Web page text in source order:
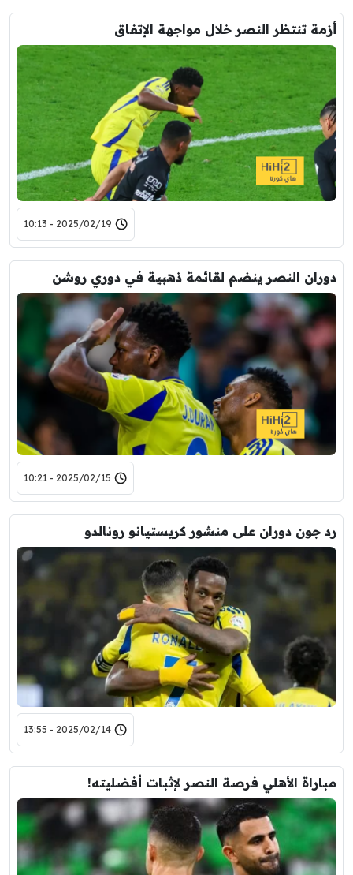
أزمة تنتظر النصر خلال مواجهة الإتفاق
2025/02/19 - 10:13
دوران النصر ينضم لقائمة ذهبية في دوري روشن
2025/02/15 - 10:21
رد جون دوران على منشور كريستيانو رونالدو
2025/02/14 - 13:55
مباراة الأهلي فرصة النصر لإثبات أفضليته!